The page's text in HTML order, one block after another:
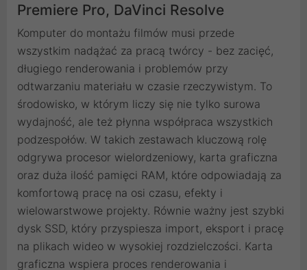
Premiere Pro, DaVinci Resolve
Komputer do montażu filmów musi przede
wszystkim nadążać za pracą twórcy - bez zacięć,
długiego renderowania i problemów przy
odtwarzaniu materiału w czasie rzeczywistym. To
środowisko, w którym liczy się nie tylko surowa
wydajność, ale też płynna współpraca wszystkich
podzespołów. W takich zestawach kluczową rolę
odgrywa procesor wielordzeniowy, karta graficzna
oraz duża ilość pamięci RAM, które odpowiadają za
komfortową pracę na osi czasu, efekty i
wielowarstwowe projekty. Równie ważny jest szybki
dysk SSD, który przyspiesza import, eksport i pracę
na plikach wideo w wysokiej rozdzielczości. Karta
graficzna wspiera proces renderowania i